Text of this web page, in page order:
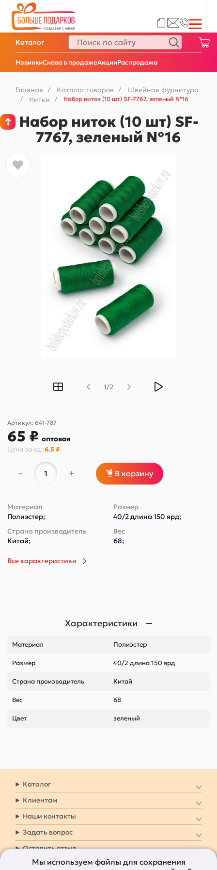
НовинкиСнова в продажеАкцииРаспродажа
Каталог
Главная / Каталог товаров / Швейная фурнитура
/ Нитки / Набор ниток (10 шт) SF-7767, зеленый №16
Набор ниток (10 шт) SF-
7767, зеленый №16
1/2
Артикул: 641-787
65 ₽ оптовая
Цена за ед.:6.5 ₽
- + В корзину
Материал
Полиэстер;
Размер
40/2 длина 150 ярд;
Страна производитель
Китай;
Вес
68;
Все характеристики
Характеристики
Материал Полиэстер
Размер 40/2 длина 150 ярд
Страна производитель Китай
Вес 68
Цвет зеленый
Каталог
Клиентам
Наши контакты
Задать вопрос
Оставить отзыв
Мы используем файлы для сохранения